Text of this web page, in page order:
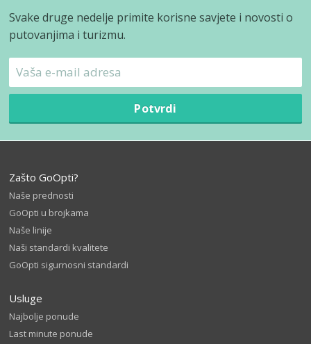
Svake druge nedelje primite korisne savjete i novosti o
putovanjima i turizmu.
Potvrdi
Zašto GoOpti?
Naše prednosti
GoOpti u brojkama
Naše linije
Naši standardi kvalitete
GoOpti sigurnosni standardi
Usluge
Najbolje ponude
Last minute ponude